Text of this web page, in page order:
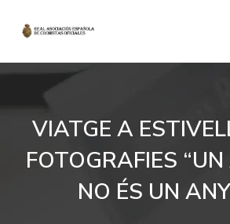
VIATGE A
FOTOGRAFIES
NO ÉS UN